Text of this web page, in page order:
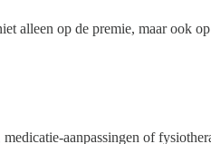
alleen op de premie, maar ook
aanpassingen of